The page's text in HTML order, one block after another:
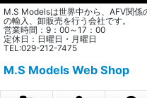
M.S Modelsは世界中から、AFV関
の輸入、卸販売を行う会社です。
営業時間：9：00～17：00
定休日：日曜日・月曜日
TEL:029-212-7475
M.S Models Web Shop